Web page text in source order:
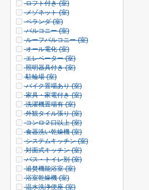
ロフト付き (室)
メゾネット (室)
ベランダ (室)
バルコニー (室)
ルーフバルコニー (室)
オール電化 (室)
エレベーター (室)
照明器具付き (室)
駐輪場 (室)
バイク置場あり (室)
家具・家電付き (室)
洗濯機置場有 (室)
外観タイル張り (室)
コンロ２口以上 (室)
食器洗い乾燥機 (室)
システムキッチン (室)
対面式キッチン (室)
バス・トイレ別 (室)
追焚機能浴室 (室)
浴室乾燥機 (室)
温水洗浄便座 (室)